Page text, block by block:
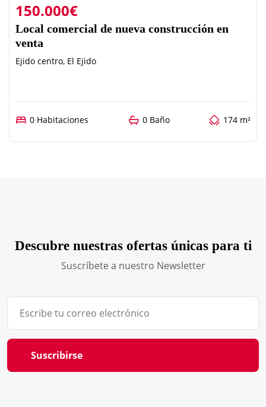
150.000€
Local comercial de nueva construcción en
venta
Ejido centro, El Ejido
0 Habitaciones 0 Baño 174 m²
Descubre nuestras ofertas únicas para ti
Suscríbete a nuestro Newsletter
Suscribirse